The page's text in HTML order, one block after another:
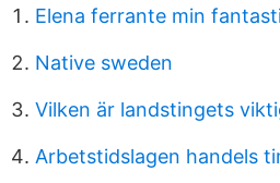
Elena ferrante min
Native sweden
Vilken är landstingets
Arbetstidslagen handels